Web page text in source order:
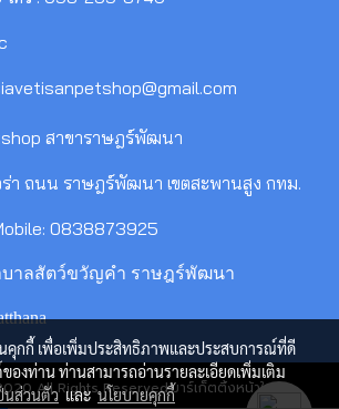
สาขาราษฎร์พัฒนา
ร่า ถนน ราษฎร์พัฒนา เขตสะพานสูง กทม.
0838873925
าบาลสัตว์ขวัญคำ ราษฎร์พัฒนา
All Rights Reserved.มาร์เก็ตติ้งหน้าใส
นคุกกี้ เพื่อเพิ่มประสิทธิภาพและประสบการณ์ที่ดี
ของท่าน ท่านสามารถอ่านรายละเอียดเพิ่มเติม
นส่วนตัวและนโยบายคุกกี้